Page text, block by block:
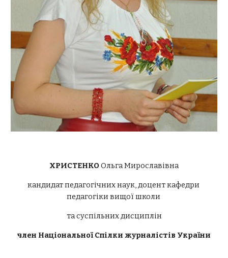
ХРИСТЕНКО Ольга Мирославівна
кандидат педагогічних наук, доцент кафедри
педагогіки вищої школи
та суспільних дисциплін
член Національної Спілки журналістів України